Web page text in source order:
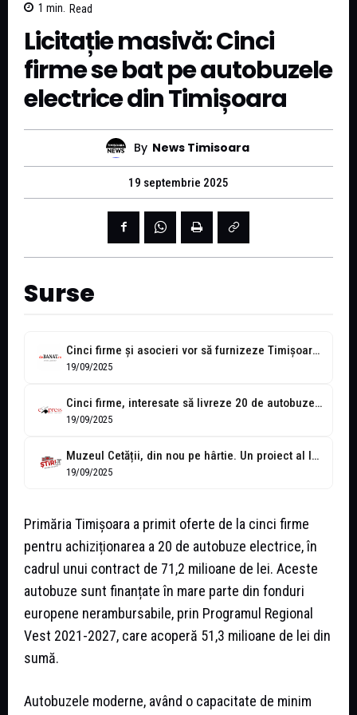
1 min. Read
Licitație masivă: Cinci
firme se bat pe autobuzele
electrice din Timișoara
By News Timisoara
19 septembrie 2025
Surse
Cinci firme și asocieri vor să furnizeze Timișoarei autobuze electrice în cadrul...
19/09/2025
Cinci firme, interesate să livreze 20 de autobuze electrice la Timișoara
19/09/2025
Muzeul Cetății, din nou pe hârtie. Un proiect al lui Nicolae Robu,...
19/09/2025
Primăria Timișoara a primit oferte de la cinci firme
pentru achiziționarea a 20 de autobuze electrice, în
cadrul unui contract de 71,2 milioane de lei. Aceste
autobuze sunt finanțate în mare parte din fonduri
europene nerambursabile, prin Programul Regional
Vest 2021-2027, care acoperă 51,3 milioane de lei din
sumă.
Autobuzele moderne, având o capacitate de minim